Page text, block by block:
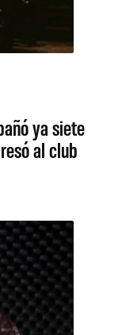
ya siete
al club